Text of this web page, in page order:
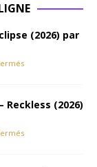
(2026) par
Reckless (2026)